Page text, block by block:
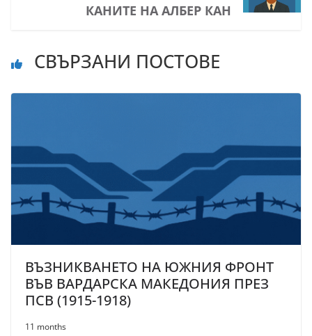
КАНИТЕ НА АЛБЕР КАН
СВЪРЗАНИ ПОСТОВЕ
ВЪЗНИКВАНЕТО НА ЮЖНИЯ ФРОНТ
ВЪВ ВАРДАРСКА МАКЕДОНИЯ ПРЕЗ
ПСВ (1915-1918)
11 months